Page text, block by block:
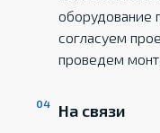
оборудование
согласуем
проведем
На связи